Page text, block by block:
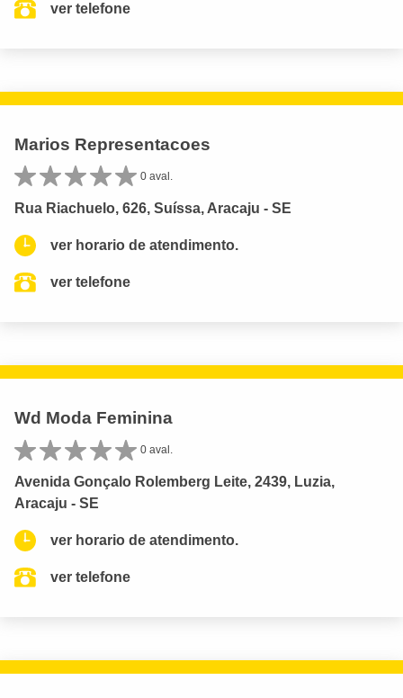
ver telefone
Marios Representacoes
0 aval.
Rua Riachuelo, 626, Suíssa, Aracaju - SE
ver horario de atendimento.
ver telefone
Wd Moda Feminina
0 aval.
Avenida Gonçalo Rolemberg Leite, 2439, Luzia,
Aracaju - SE
ver horario de atendimento.
ver telefone